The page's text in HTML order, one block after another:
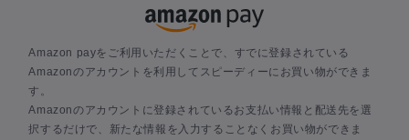
Amazon payをご利用いただくことで、すでに登録されている
Amazonのアカウントを利用してスピーディーにお買い物ができま
す。
Amazonのアカウントに登録されているお支払い情報と配送先を選
択するだけで、新たな情報を入力することなくお買い物ができま